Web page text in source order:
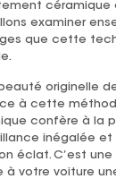
céramique
examiner
que cette
originelle
à cette
confère à la
inégalée et
éclat. C’est
à votre voiture